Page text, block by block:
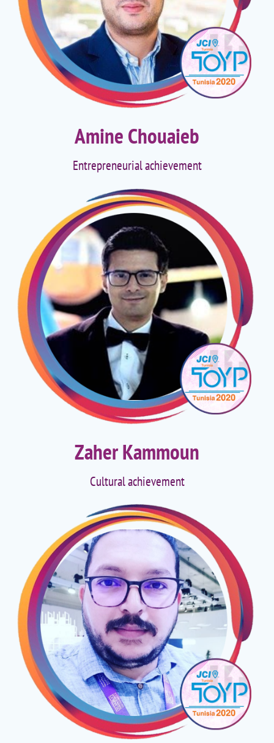
Amine Chouaieb
Entrepreneurial achievement
Zaher Kammoun
Cultural achievement